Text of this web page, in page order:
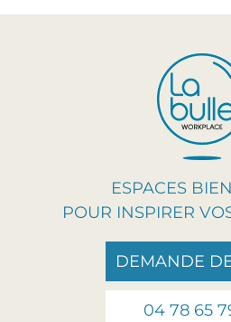
ESPACES
POUR INSPIRER
DEMANDE
04 78 65